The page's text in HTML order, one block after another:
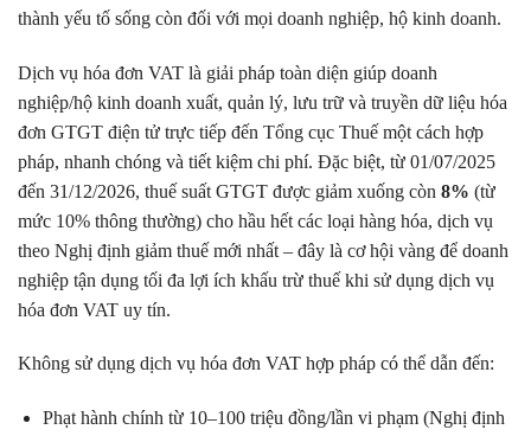
thành yếu tố sống còn đối với mọi doanh nghiệp, hộ kinh doanh.
Dịch vụ hóa đơn VAT là giải pháp toàn diện giúp doanh
nghiệp/hộ kinh doanh xuất, quản lý, lưu trữ và truyền dữ liệu hóa
đơn GTGT điện tử trực tiếp đến Tổng cục Thuế một cách hợp
pháp, nhanh chóng và tiết kiệm chi phí. Đặc biệt, từ 01/07/2025
đến 31/12/2026, thuế suất GTGT được giảm xuống còn 8% (từ
mức 10% thông thường) cho hầu hết các loại hàng hóa, dịch vụ
theo Nghị định giảm thuế mới nhất – đây là cơ hội vàng để doanh
nghiệp tận dụng tối đa lợi ích khấu trừ thuế khi sử dụng dịch vụ
hóa đơn VAT uy tín.
Không sử dụng dịch vụ hóa đơn VAT hợp pháp có thể dẫn đến:
Phạt hành chính từ 10–100 triệu đồng/lần vi phạm (Nghị định